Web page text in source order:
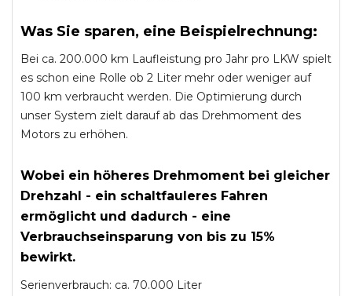
Was Sie sparen, eine Beispielrechnung:
Bei ca. 200.000 km Laufleistung pro Jahr pro LKW spielt
es schon eine Rolle ob 2 Liter mehr oder weniger auf
100 km verbraucht werden. Die Optimierung durch
unser System zielt darauf ab das Drehmoment des
Motors zu erhöhen.
Wobei ein höheres Drehmoment bei gleicher
Drehzahl - ein schaltfauleres Fahren
ermöglicht und dadurch - eine
Verbrauchseinsparung von bis zu 15%
bewirkt.
Serienverbrauch: ca. 70.000 Liter